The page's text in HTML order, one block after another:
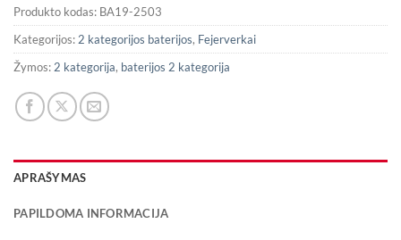
Produkto kodas: BA19-2503
Kategorijos: 2 kategorijos baterijos, Fejerverkai
Žymos: 2 kategorija, baterijos 2 kategorija
APRAŠYMAS
PAPILDOMA INFORMACIJA